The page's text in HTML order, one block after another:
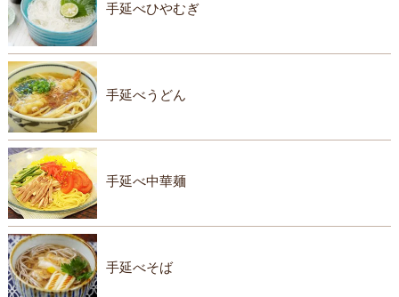
手延べひやむぎ
手延べうどん
手延べ中華麺
手延べそば